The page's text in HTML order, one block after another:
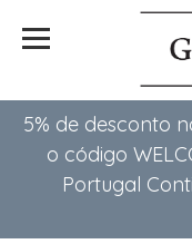
5% de desconto
o código
Portugal